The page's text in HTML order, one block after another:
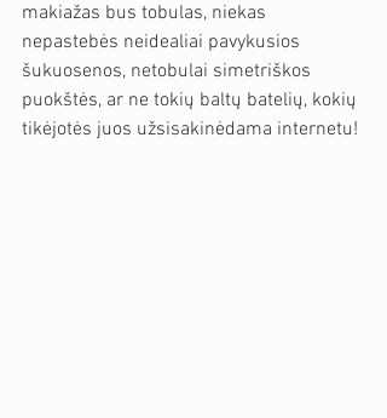
makiažas bus tobulas, niekas
nepastebės neidealiai pavykusios
šukuosenos, netobulai simetriškos
puokštės, ar ne tokių baltų batelių, kokių
tikėjotės juos užsisakinėdama internetu!